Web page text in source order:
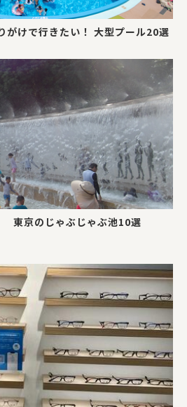
がけで行きたい！ 大型プール20選
東京のじゃぶじゃぶ池10選